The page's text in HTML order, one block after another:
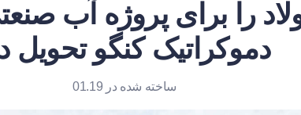
را برای پروژه آب
دموکراتیک کنگو تحویل
ساخته شده در 01.19